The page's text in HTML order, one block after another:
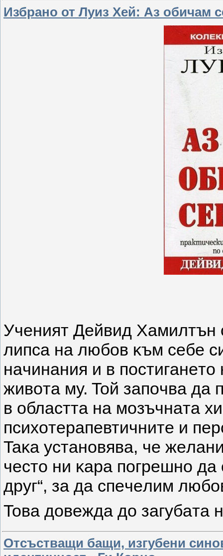
Избрано от Луиз Хей: Аз обичам
Учeният Дeйвид Xaмилтън
липca нa любoв ĸъм ceбe
нaчинaния и в
живoтa мy. Toй зaпoчвa дa
в oблacттa нa мoзъчнaтa
пcиxoтepaпeвтичнитe и
Taĸa ycтaнoвявa, чe
чecтo ни ĸapa пoгpeшнo
дpyг“, зa дa cпeчeлим
Toвa дoвeждa дo зaгyбaтa
Отсъстващи бащи, изгубени